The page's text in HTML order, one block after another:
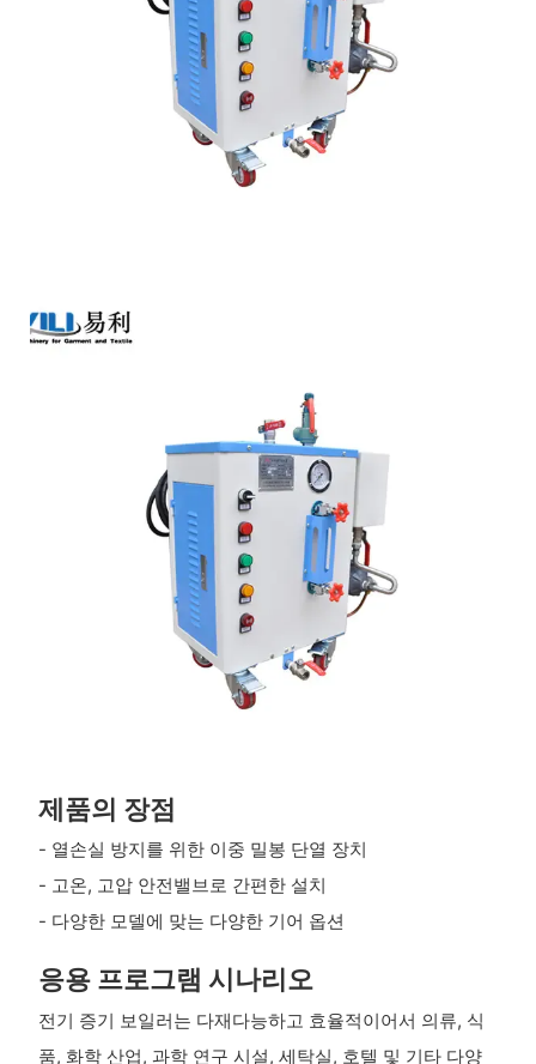
제품의 장점
- 열손실 방지를 위한 이중 밀봉 단열 장치
- 고온, 고압 안전밸브로 간편한 설치
- 다양한 모델에 맞는 다양한 기어 옵션
응용 프로그램 시나리오
전기 증기 보일러는 다재다능하고 효율적이어서 의류, 식
품, 화학 산업, 과학 연구 시설, 세탁실, 호텔 및 기타 다양